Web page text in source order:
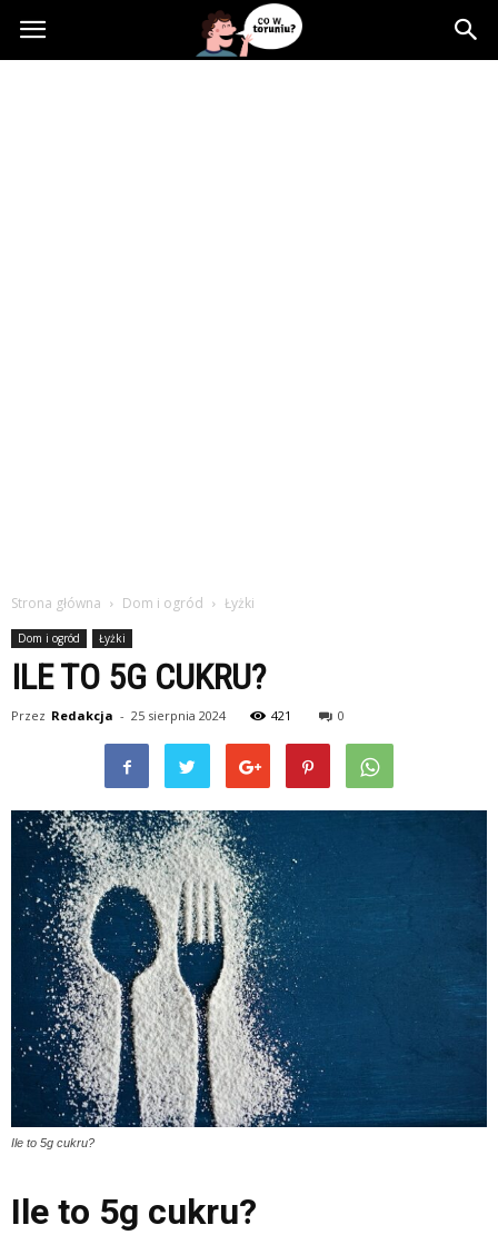
Cowtoruniu.pl
Strona główna Dom i ogród Łyżki
Dom i ogród Łyżki
ILE TO 5G CUKRU?
Przez Redakcja - 25 sierpnia 2024 421 0
Ile to 5g cukru?
Ile to 5g cukru?